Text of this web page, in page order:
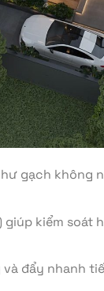
gạch không
kiểm
đẩy nhanh